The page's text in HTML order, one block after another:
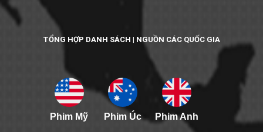
TỔNG HỢP DANH SÁCH | NGUỒN CÁC QUỐC GIA
Phim Mỹ Phim Úc Phim Anh